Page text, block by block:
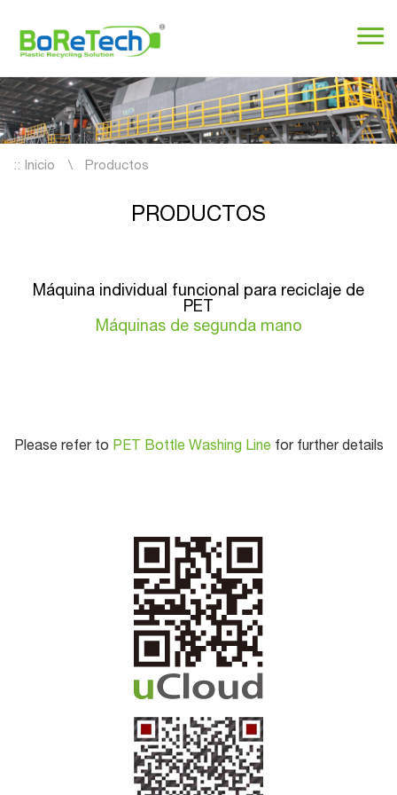
:: Inicio Productos
PRODUCTOS
Máquina individual funcional para reciclaje de
PET
Máquinas de segunda mano
Please refer to PET Bottle Washing Line for further details